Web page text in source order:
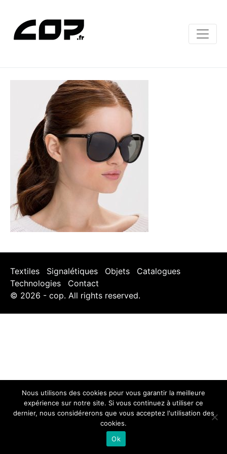
Textiles Signalétiques Objets
Catalogues
Technologies
Contact
© 2026 - cop. All rights reserved.
Nous utilisons des cookies pour vous garantir la meilleure
expérience sur notre site. Si vous continuez à utiliser ce
dernier, nous considérerons que vous acceptez l'utilisation des
cookies.
Ok